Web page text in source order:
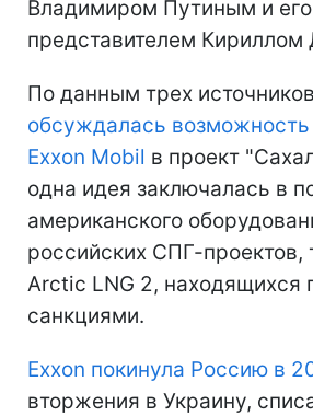
Владимиром Путиным и его
представителем
По данным трех
обсуждалась
Exxon Mobil в проект
одна идея заключалась в
американского
российских СПГ-проектов,
Arctic LNG 2, находящихся
санкциями.
Exxon покинула Россию в
вторжения в Украину,